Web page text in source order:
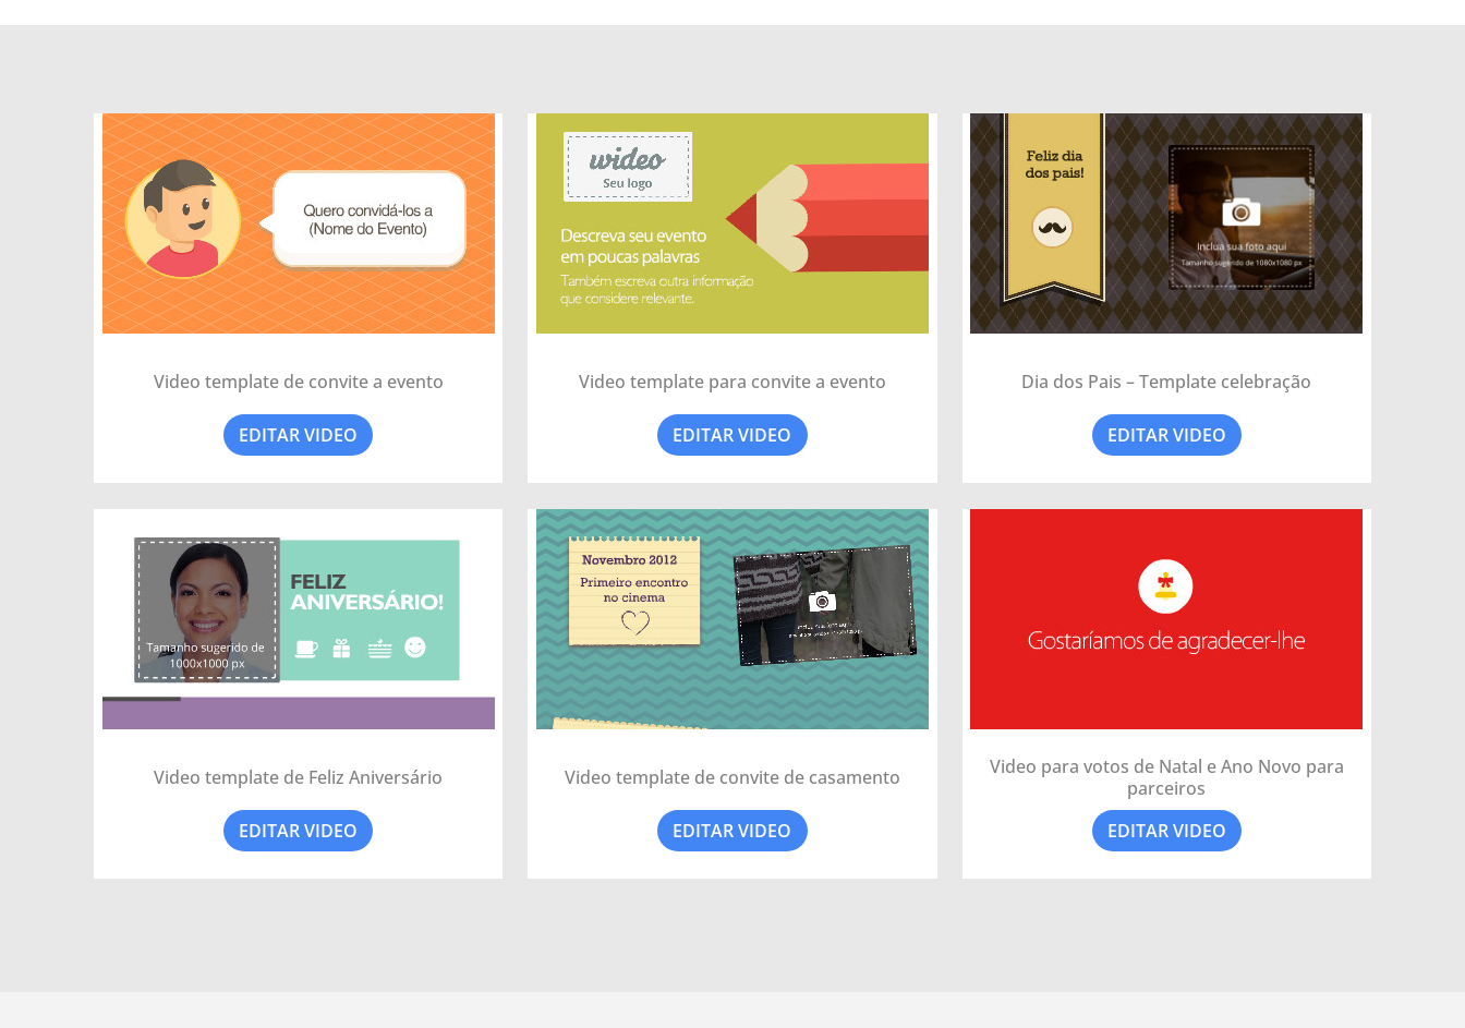
Video template de convite a evento
EDITAR VIDEO
Video template para convite a evento
EDITAR VIDEO
Dia dos Pais – Template celebração
EDITAR VIDEO
Video template de Feliz Aniversário
EDITAR VIDEO
Video template de convite de casamento
EDITAR VIDEO
Video para votos de Natal e Ano Novo para
parceiros
EDITAR VIDEO